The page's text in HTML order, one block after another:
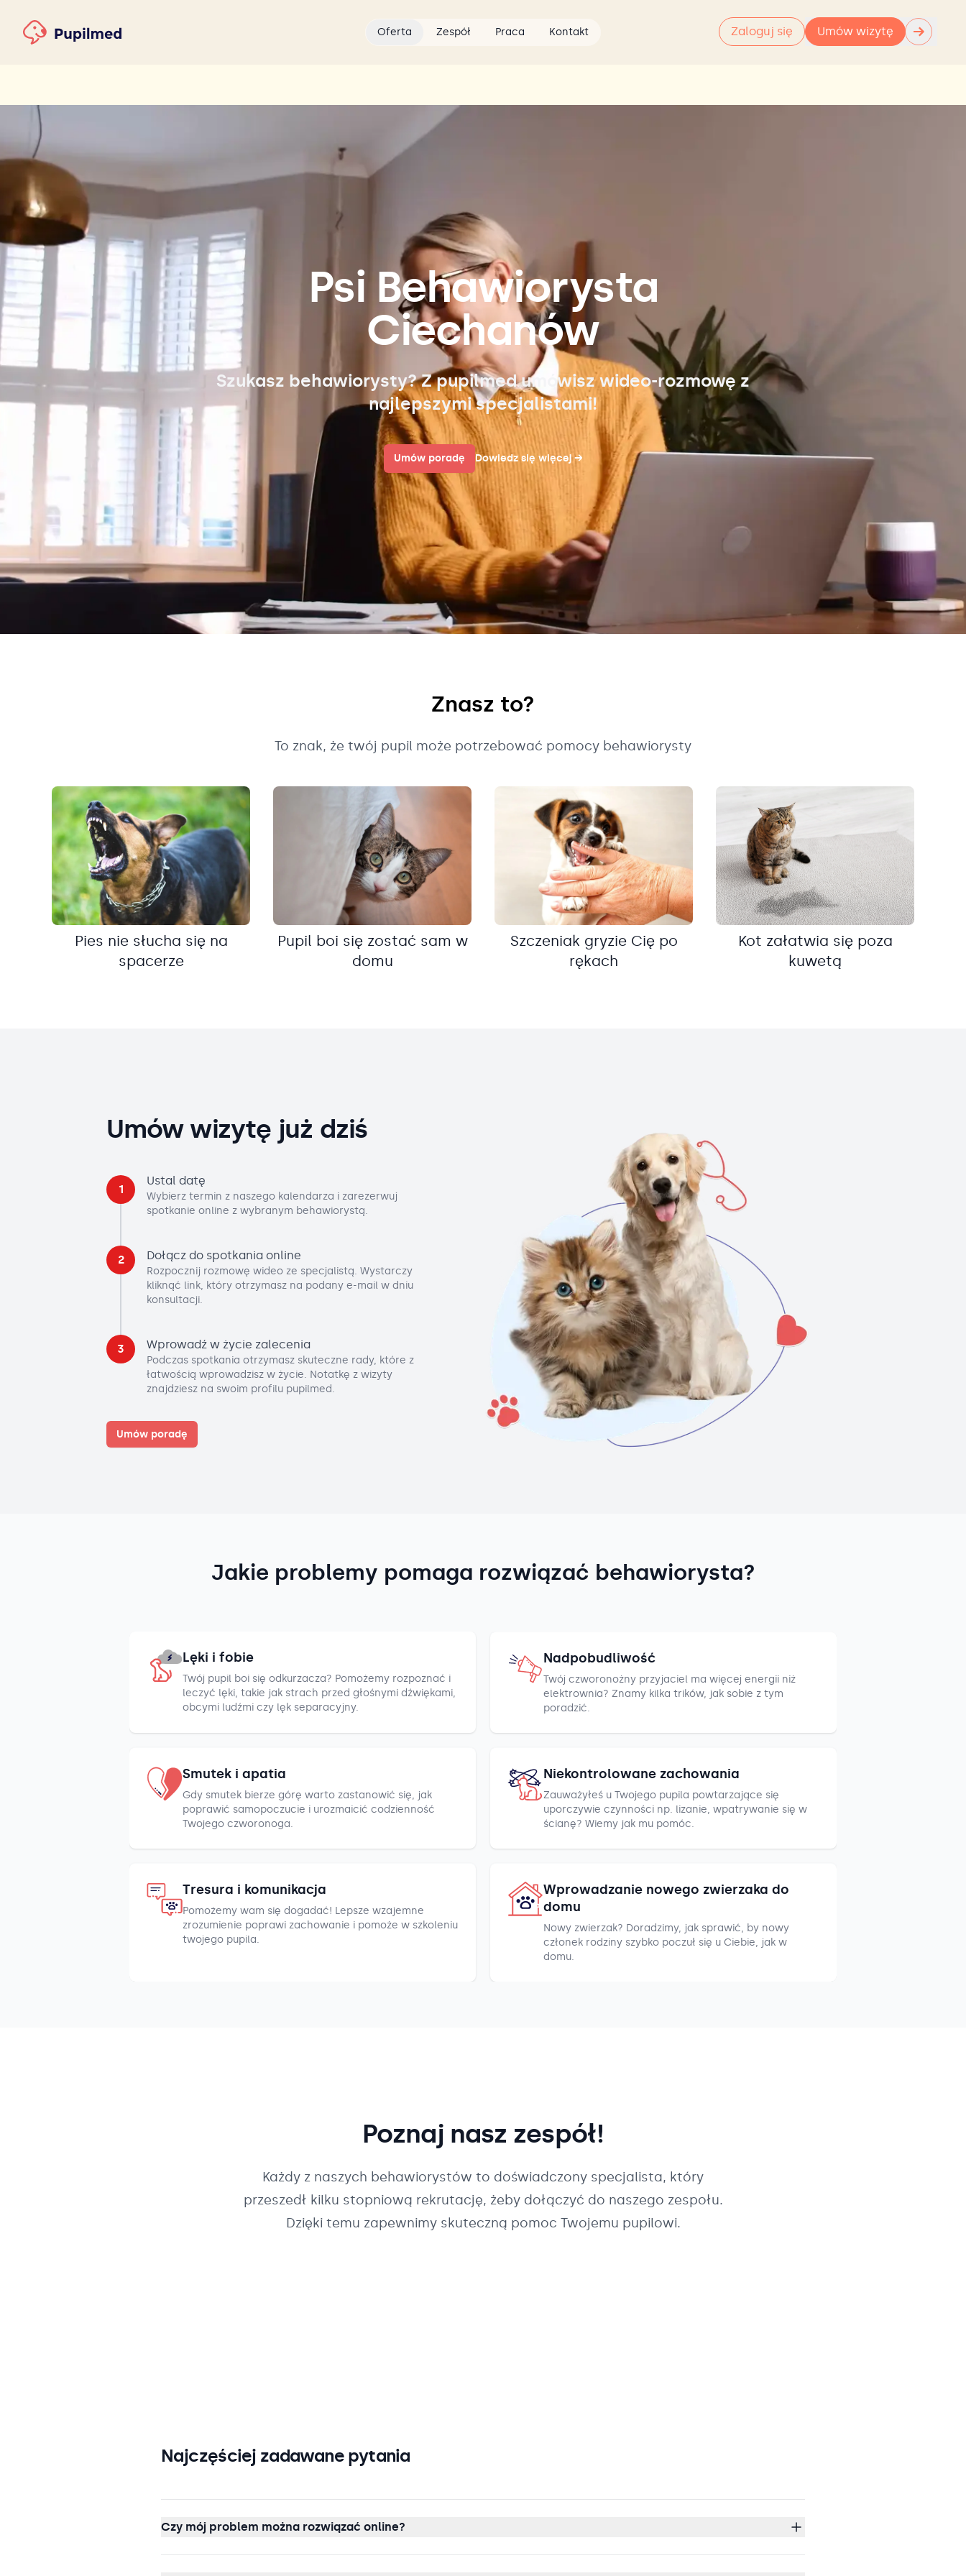
Oferta Zespół Praca Kontakt Zaloguj się Umów wizytę →
Psi Behawiorysta
Ciechanów
Szukasz behawiorysty? Z pupilmed umówisz wideo-rozmowę z
najlepszymi specjalistami!
Umów poradę Dowiedz się więcej→
Znasz to?
To znak, że twój pupil może potrzebować pomocy behawiorysty
Pies nie słucha się na
spacerze
Pupil boi się zostać sam w
domu
Szczeniak gryzie Cię po
rękach
Kot załatwia się poza
kuwetą
Umów wizytę już dziś
1
Ustal datę
Wybierz termin z naszego kalendarza i zarezerwuj
spotkanie online z wybranym behawiorystą.
2 Dołącz do spotkania online
Rozpocznij rozmowę wideo ze specjalistą. Wystarczy
kliknąć link, który otrzymasz na podany e-mail w dniu
konsultacji.
3 Wprowadź w życie zalecenia
Podczas spotkania otrzymasz skuteczne rady, które z
łatwością wprowadzisz w życie. Notatkę z wizyty
znajdziesz na swoim profilu pupilmed.
Umów poradę
Jakie problemy pomaga rozwiązać behawiorysta?
Lęki i fobie
Twój pupil boi się odkurzacza? Pomożemy rozpoznać i
leczyć lęki, takie jak strach przed głośnymi dźwiękami,
obcymi ludźmi czy lęk separacyjny.
Nadpobudliwość
Twój czworonożny przyjaciel ma więcej energii niż
elektrownia? Znamy kilka trików, jak sobie z tym
poradzić.
Smutek i apatia
Gdy smutek bierze górę warto zastanowić się, jak
poprawić samopoczucie i urozmaicić codzienność
Twojego czworonoga.
Niekontrolowane zachowania
Zauważyłeś u Twojego pupila powtarzające się
uporczywie czynności np. lizanie, wpatrywanie się w
ścianę? Wiemy jak mu pomóc.
Tresura i komunikacja
Pomożemy wam się dogadać! Lepsze wzajemne
zrozumienie poprawi zachowanie i pomoże w szkoleniu
twojego pupila.
Wprowadzanie nowego zwierzaka do
domu
Nowy zwierzak? Doradzimy, jak sprawić, by nowy
członek rodziny szybko poczuł się u Ciebie, jak w
domu.
Poznaj nasz zespół!
Każdy z naszych behawiorystów to doświadczony specjalista, który
przeszedł kilku stopniową rekrutację, żeby dołączyć do naszego zespołu.
Dzięki temu zapewnimy skuteczną pomoc Twojemu pupilowi.
Najczęściej zadawane pytania
Czy mój problem można rozwiązać online?